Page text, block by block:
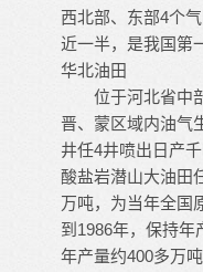
西北部、东部4个
近一半，是我国第
华北油田
位于河北省中部
晋、蒙区域内油气
井任4井喷出日产
酸盐岩潜山大油田
万吨，为当年全国
到1986年，保持年
年产量约400多万吨